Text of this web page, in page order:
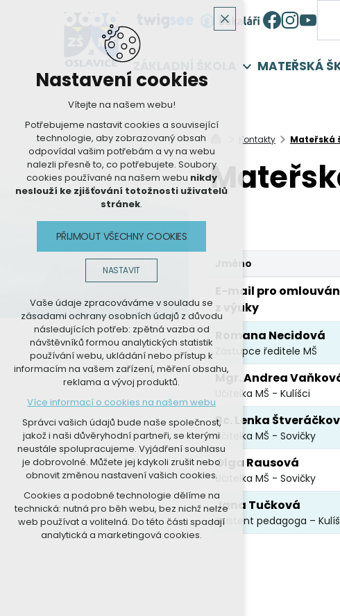
MATEŘSKÁ
Kontakty Mateřská
Jméno
E-mail pro
z výuky
Romana Necidová
Zástupce ředitele MŠ
Mgr. Andrea
Učitelka MŠ - Kulíšci
Bc. Lenka
Učitelka MŠ - Sovičky
Olga Rausová
Učitelka MŠ - Sovičky
Jana Tučková
Asistent pedagoga –
Nastavení cookies
Vítejte na našem webu!
Potřebujeme nastavit cookies a související
technologie, aby zobrazovaný obsah
odpovídal vašim potřebám a vy na webu
nalezli přesně to, co potřebujete. Soubory
cookies používané na našem webu nikdy
neslouží ke zjišťování totožnosti uživatelů
stránek.
PŘIJMOUT VŠECHNY COOKIES
NASTAVIT
Technická cookies
nutná pro provozování webu
udržení kontextu stránek (session):
případná přihlášení, volby jazyka, apod.
Volitelná cookies
analytická pro anonymizované
vyhodnocení návštěvnosti
marketingová cookies (Google, Seznam,
Facebook)
Více informací o cookies na našem webu
PŘIJMOUT VŠECHNY COOKIES
ODMÍTNOUT VOLITELNÁ
Vaše údaje zpracováváme v souladu se
zásadami ochrany osobních údajů z důvodu
následujících potřeb: zpětná vazba od
návštěvníků formou analytických statistik
používání webu, ukládání nebo přístup k
informacím na vašem zařízení, měření obsahu,
reklama a vývoj produktů.
Více informací o cookies na našem webu
Správci vašich údajů bude naše společnost,
jakož i naši důvěryhodní partneři, se kterými
neustále spolupracujeme. Vyjádření souhlasu
je dobrovolné. Můžete jej kdykoli zrušit nebo
obnovit změnou nastavení vašich cookies.
Cookies a podobné technologie dělíme na
technická: nutná pro běh webu, bez nichž nelze
web používat a volitelná. Do této části spadají
analytická a marketingová cookies.